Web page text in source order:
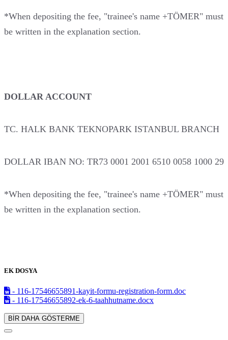
*When depositing the fee, "trainee's name +TÖMER" must
be written in the explanation section.
DOLLAR ACCOUNT
TC. HALK BANK TEKNOPARK ISTANBUL BRANCH
DOLLAR IBAN NO: TR73 0001 2001 6510 0058 1000 29
*When depositing the fee, "trainee's name +TÖMER" must
be written in the explanation section.
EK DOSYA
- 116-17546655891-kayit-formu-registration-form.doc
- 116-17546655892-ek-6-taahhutname.docx
BİR DAHA GÖSTERME